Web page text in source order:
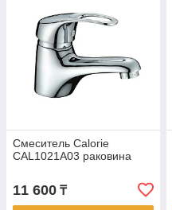
Смеситель Calorie
CAL1021A03 раковина
11 600 ₸